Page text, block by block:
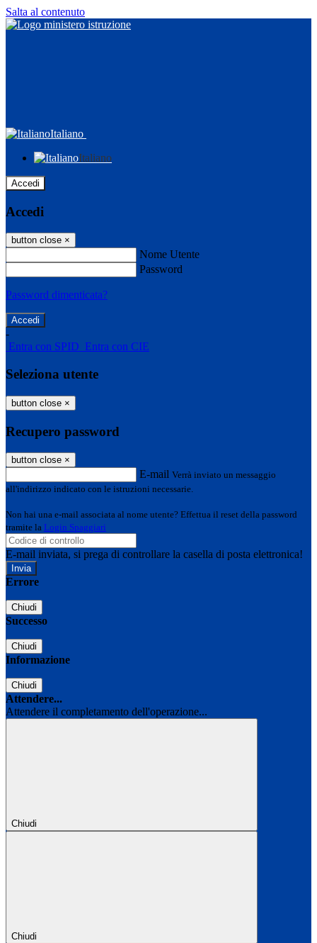
Salta al contenuto
Italiano
Italiano
Accedi
Accedi
button close ×
Nome Utente
Password
Password dimenticata?
-
Entra con SPID Entra con CIE
Seleziona utente
button close ×
Recupero password
button close ×
E-mail Verrà inviato un messaggio
all'indirizzo indicato con le istruzioni necessarie.
Non hai una e-mail associata al nome utente? Effettua il reset della password
tramite la Login Spaggiari
E-mail inviata, si prega di controllare la casella di posta elettronica!
Errore
Chiudi
Successo
Chiudi
Informazione
Chiudi
Attendere...
Attendere il completamento dell'operazione...
Chiudi
Chiudi